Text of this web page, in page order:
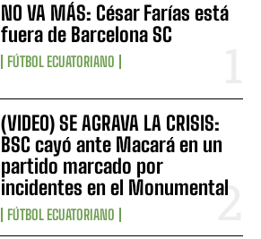
NO VA MÁS: César Farías está
fuera de Barcelona SC
FÚTBOL ECUATORIANO
(VIDEO) SE AGRAVA LA CRISIS:
BSC cayó ante Macará en un
partido marcado por
incidentes en el Monumental
FÚTBOL ECUATORIANO